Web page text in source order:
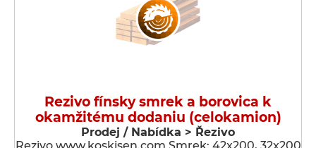
Rezivo fínsky smrek a borovica k
okamžitému dodaniu (celokamion)
Prodej / Nabídka > Řezivo